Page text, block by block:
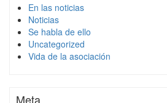
En las noticias
Noticias
Se habla de ello
Uncategorized
Vida de la asociación
Meta